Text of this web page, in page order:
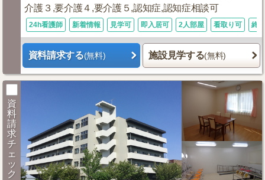
介護３,要介護４,要介護５,認知症,認知症相談可
24h看護師 新着情報 見学可 即入居可 2人部屋 看取り可 終
資料請求する(無料) 施設見学する(無料)
資
料
請
求
チ
ェ
ッ
ク